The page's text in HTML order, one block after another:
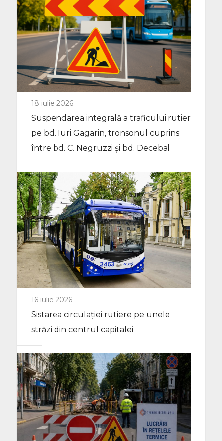
18 iulie 2026
Suspendarea integrală a traficului rutier
pe bd. Iuri Gagarin, tronsonul cuprins
între bd. C. Negruzzi și bd. Decebal
16 iulie 2026
Sistarea circulației rutiere pe unele
străzi din centrul capitalei